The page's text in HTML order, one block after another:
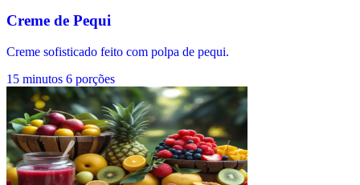
Creme de Pequi
Creme sofisticado feito com polpa de pequi.
15 minutos 6 porções